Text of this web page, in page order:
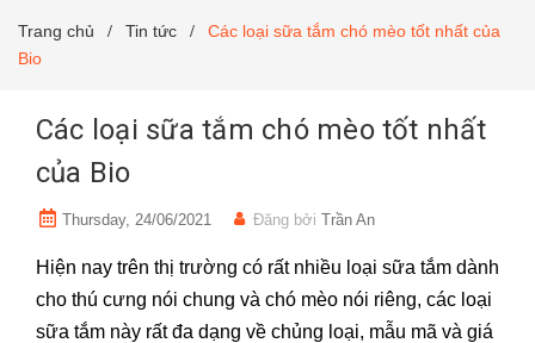
Trang chủ / Tin tức /
Các loại sữa tắm chó mèo tốt nhất của
Bio
Các loại sữa tắm chó mèo tốt nhất
của Bio
Thursday, 24/06/2021 Đăng bởi Trần An
Hiện nay trên thị trường có rất nhiều loại sữa tắm dành
cho thú cưng nói chung và chó mèo nói riêng, các loại
sữa tắm này rất đa dạng về chủng loại, mẫu mã và giá